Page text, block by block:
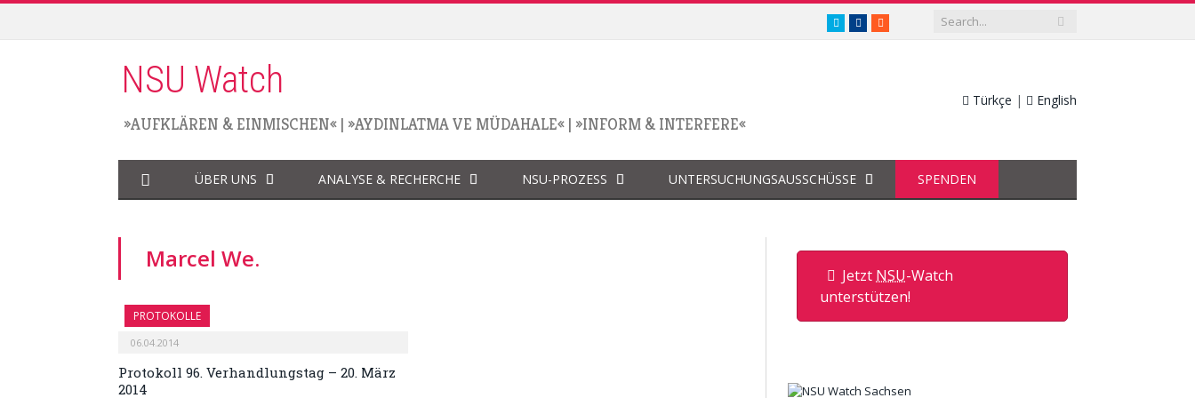
twitter.com/nsuwatch
facebook.com/nsuwatch
RSS
NSU Watch
»AUFKLÄREN & EINMISCHEN« | »AYDINLATMA VE MÜDAHALE« | »INFORM & INTERFERE«
Türkçe | English
ÜBER UNS ANALYSE & RECHERCHE NSU-PROZESS UNTERSUCHUNGSAUSSCHÜSSE SPENDEN
Marcel We.
PROTOKOLLE
06.04.2014
Protokoll 96. Verhandlungstag – 20. März
2014
Jetzt NSU-Watch
unterstützen!